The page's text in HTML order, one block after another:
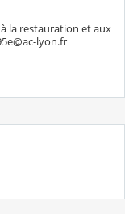
la restauration et aux
lyon.fr